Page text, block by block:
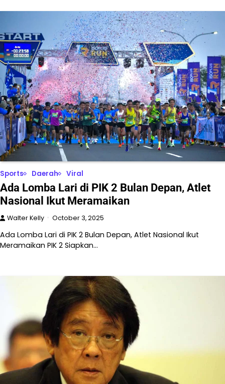
Sports Daerah Viral
Ada Lomba Lari di PIK 2 Bulan Depan, Atlet
Nasional Ikut Meramaikan
Walter Kelly October 3, 2025
Ada Lomba Lari di PIK 2 Bulan Depan, Atlet Nasional Ikut
Meramaikan PIK 2 Siapkan…